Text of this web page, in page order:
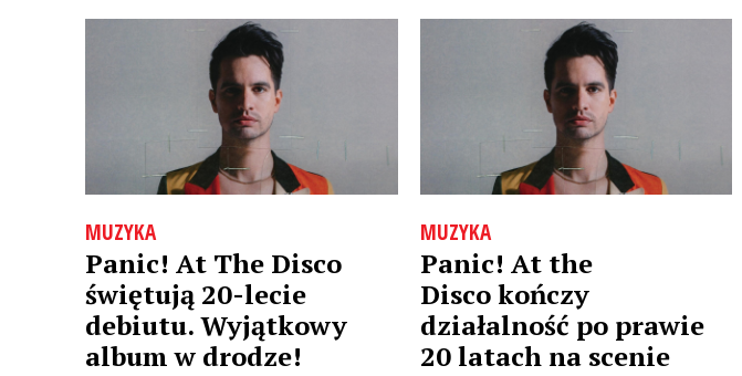
MUZYKA
Panic! At The Disco
świętują 20-lecie
debiutu. Wyjątkowy
album w drodze!
MUZYKA
Panic! At the
Disco kończy
działalność po prawie
20 latach na scenie